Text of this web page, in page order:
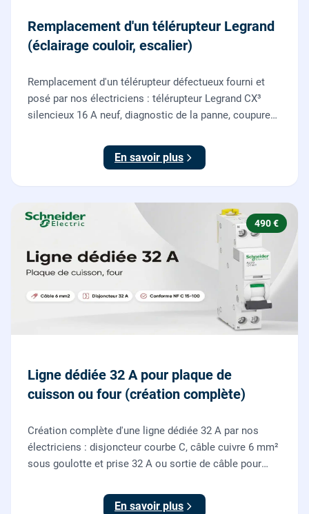
Remplacement d'un télérupteur Legrand
(éclairage couloir, escalier)
Remplacement d'un télérupteur défectueux fourni et
posé par nos électriciens : télérupteur Legrand CX³
silencieux 16 A neuf, diagnostic de la panne, coupure
boutons poussoirs.
En savoir plus
490 €
Ligne dédiée 32 A pour plaque de
cuisson ou four (création complète)
Création complète d'une ligne dédiée 32 A par nos
électriciens : disjoncteur courbe C, câble cuivre 6 mm²
sous goulotte et prise 32 A ou sortie de câble pour
En savoir plus